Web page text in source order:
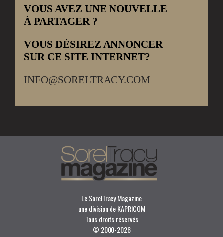
VOUS AVEZ UNE NOUVELLE
À PARTAGER ?
VOUS DÉSIREZ ANNONCER
SUR CE SITE INTERNET?
INFO@SORELTRACY.COM
Le SorelTracy Magazine
une division de KAPRICOM
Tous droits réservés
© 2000-2026